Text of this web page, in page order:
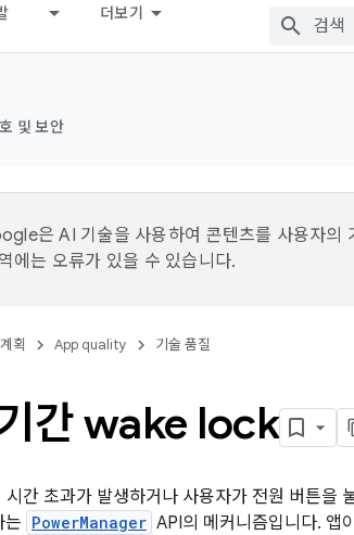
더보기
및 보안
은 AI 기술을 사용하여 콘텐츠를 사용자의
에는 오류가 있을 수 있습니다.
획 App quality 기술 품질
간 wake lock
간 초과가 발생하거나 사용자가 전원 버튼을
는 PowerManager API의 메커니즘입니다. 앱이